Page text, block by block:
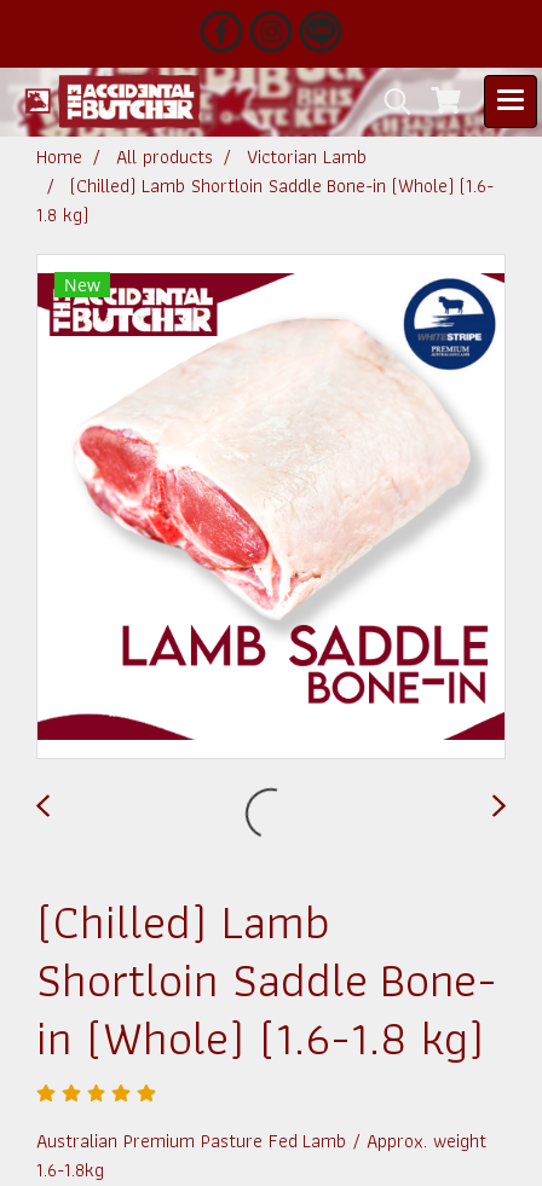
Home All products
Victorian Lamb
(Chilled) Lamb Shortloin Saddle Bone-in (Whole) (1.6-
1.8 kg)
New
(Chilled) Lamb
Shortloin Saddle Bone-
in (Whole) (1.6-1.8 kg)
Australian Premium Pasture Fed Lamb / Approx. weight
1.6-1.8kg